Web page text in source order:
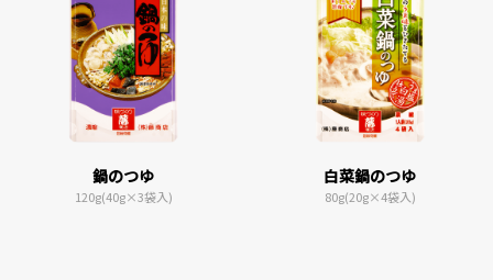
鍋のつゆ
120g(40g×3袋入)
白菜鍋のつゆ
80g(20g×4袋入)